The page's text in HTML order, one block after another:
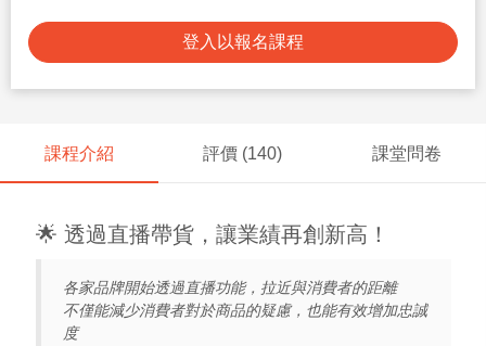
登入以報名課程
課程介紹 評價 (140) 課堂問卷
🌟 透過直播帶貨，讓業績再創新高！
各家品牌開始透過直播功能，拉近與消費者的距離
不僅能減少消費者對於商品的疑慮，也能有效增加忠誠
度